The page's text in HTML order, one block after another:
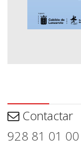
Contactar
928 81 01 00